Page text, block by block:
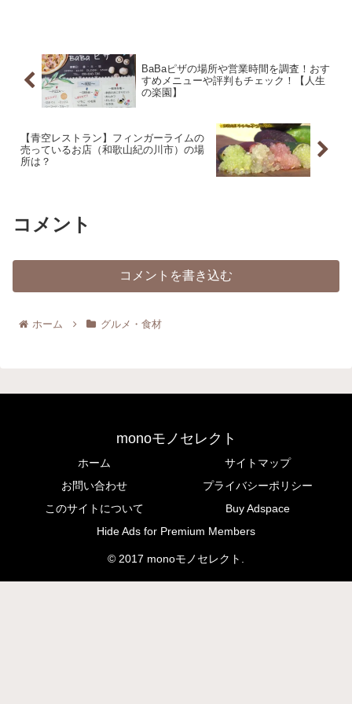
BaBaピザの場所や営業時間を調査！おす
すめメニューや評判もチェック！【人生
の楽園】
【青空レストラン】フィンガーライムの
売っているお店（和歌山紀の川市）の場
所は？
コメント
コメントを書き込む
ホーム グルメ・食材
monoモノセレクト
ホーム
サイトマップ
お問い合わせ
プライバシーポリシー
このサイトについて
Buy Adspace
Hide Ads for Premium Members
© 2017 monoモノセレクト.